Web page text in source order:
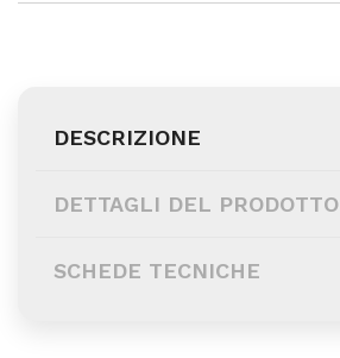
DESCRIZIONE
DETTAGLI DEL PRODOTTO
SCHEDE TECNICHE